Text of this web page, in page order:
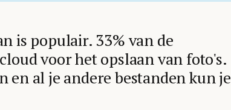
is populair. 33% van de
voor het opslaan van foto's.
en al je andere bestanden kun je